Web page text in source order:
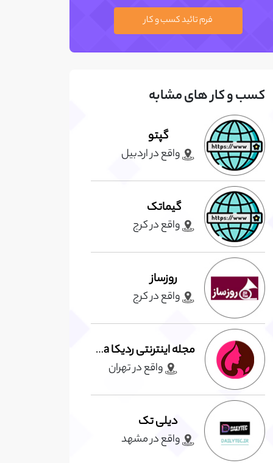
فرم تائید کسب و کار
کسب و کار های مشابه
گپتو
واقع در اردبيل
گیماتک
واقع در کرج
روزساز
واقع در کرج
مجله اینترنتی ردیکا Redika
واقع در تهران
دیلی تک
واقع در مشهد